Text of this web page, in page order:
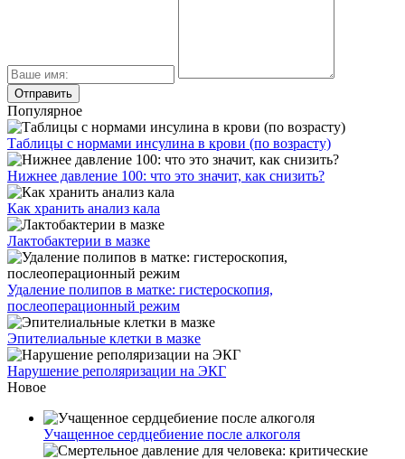
Популярное
Таблицы с нормами инсулина в крови (по возрасту)
Нижнее давление 100: что это значит, как снизить?
Как хранить анализ кала
Лактобактерии в мазке
Удаление полипов в матке: гистероскопия,
послеоперационный режим
Эпителиальные клетки в мазке
Нарушение реполяризации на ЭКГ
Новое
Учащенное сердцебиение после алкоголя